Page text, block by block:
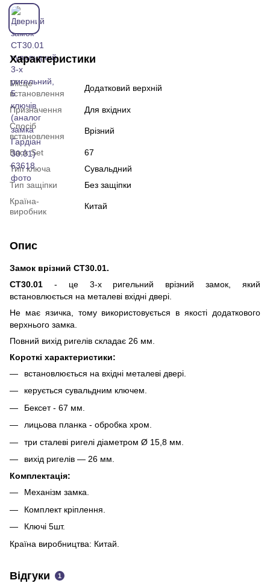
Характеристики
Місце
встановлення
Додатковий верхній
Призначення
Для вхідних
Спосіб
встановлення
Врізний
Back Set
67
Тип ключа
Сувальдний
Тип защіпки
Без защіпки
Країна-
виробник
Китай
Опис
Замок врізний CТ30.01.
CТ30.01 - це 3-х ригельний врізний замок, який
встановлюється на металеві вхідні двері.
Не має язичка, тому використовується в якості додаткового
верхнього замка.
Повний вихід ригелів складає 26 мм.
Короткі характеристики:
встановлюється на вхідні металеві двері.
керується сувальдним ключем.
Бексет - 67 мм.
лицьова планка - обробка хром.
три сталеві ригелі діаметром Ø 15,8 мм.
вихід ригелів — 26 мм.
Комплектація:
Механізм замка.
Комплект кріплення.
Ключі 5шт.
Країна виробництва: Китай.
Відгуки 1